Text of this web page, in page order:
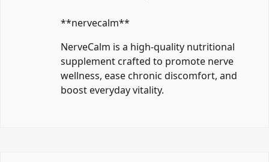
**nervecalm**
NerveCalm is a high-quality nutritional
supplement crafted to promote nerve
wellness, ease chronic discomfort, and
boost everyday vitality.